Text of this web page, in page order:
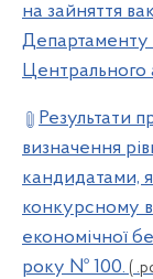
на зайняття
Департаменту
Центрального
Результати
визначення
кандидатами,
конкурсному
економічної
року № 100. (